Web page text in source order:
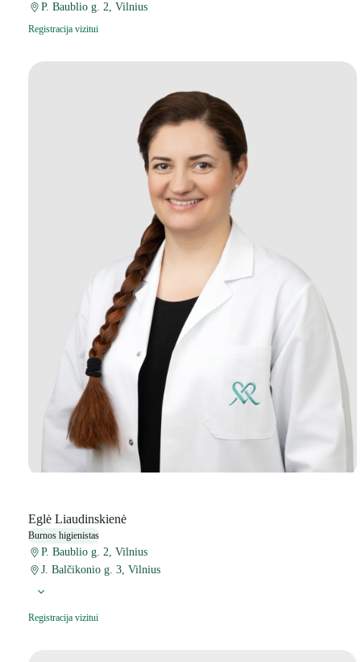
P. Baublio g. 2, Vilnius
Registracija vizitui
Eglė Liaudinskienė
Burnos higienistas
P. Baublio g. 2, Vilnius
J. Balčikonio g. 3, Vilnius
Registracija vizitui